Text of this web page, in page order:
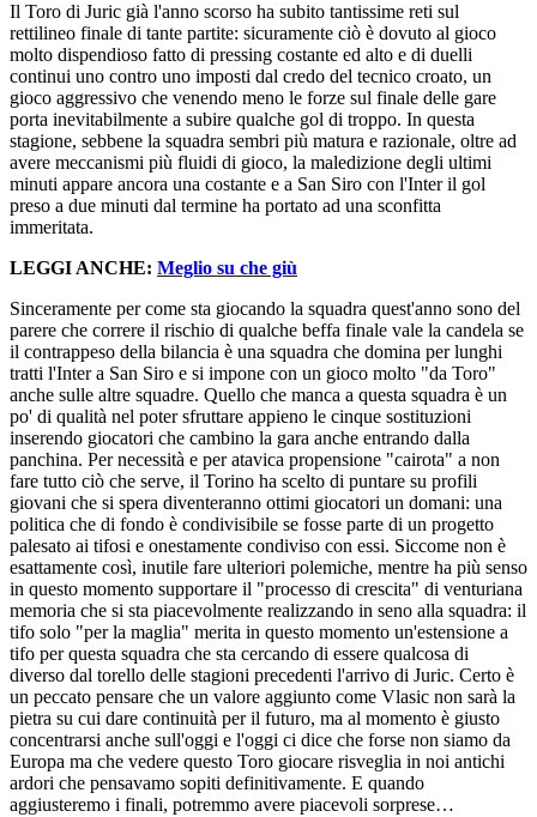
Il Toro di Juric già l'anno scorso ha subito tantissime reti sul
rettilineo finale di tante partite: sicuramente ciò è dovuto al gioco
molto dispendioso fatto di pressing costante ed alto e di duelli
continui uno contro uno imposti dal credo del tecnico croato, un
gioco aggressivo che venendo meno le forze sul finale delle gare
porta inevitabilmente a subire qualche gol di troppo. In questa
stagione, sebbene la squadra sembri più matura e razionale, oltre ad
avere meccanismi più fluidi di gioco, la maledizione degli ultimi
minuti appare ancora una costante e a San Siro con l'Inter il gol
preso a due minuti dal termine ha portato ad una sconfitta
immeritata.
LEGGI ANCHE: Meglio su che giù
Sinceramente per come sta giocando la squadra quest'anno sono del
parere che correre il rischio di qualche beffa finale vale la candela se
il contrappeso della bilancia è una squadra che domina per lunghi
tratti l'Inter a San Siro e si impone con un gioco molto "da Toro"
anche sulle altre squadre. Quello che manca a questa squadra è un
po' di qualità nel poter sfruttare appieno le cinque sostituzioni
inserendo giocatori che cambino la gara anche entrando dalla
panchina. Per necessità e per atavica propensione "cairota" a non
fare tutto ciò che serve, il Torino ha scelto di puntare su profili
giovani che si spera diventeranno ottimi giocatori un domani: una
politica che di fondo è condivisibile se fosse parte di un progetto
palesato ai tifosi e onestamente condiviso con essi. Siccome non è
esattamente così, inutile fare ulteriori polemiche, mentre ha più senso
in questo momento supportare il "processo di crescita" di venturiana
memoria che si sta piacevolmente realizzando in seno alla squadra: il
tifo solo "per la maglia" merita in questo momento un'estensione a
tifo per questa squadra che sta cercando di essere qualcosa di
diverso dal torello delle stagioni precedenti l'arrivo di Juric. Certo è
un peccato pensare che un valore aggiunto come Vlasic non sarà la
pietra su cui dare continuità per il futuro, ma al momento è giusto
concentrarsi anche sull'oggi e l'oggi ci dice che forse non siamo da
Europa ma che vedere questo Toro giocare risveglia in noi antichi
ardori che pensavamo sopiti definitivamente. E quando
aggiusteremo i finali, potremmo avere piacevoli sorprese…